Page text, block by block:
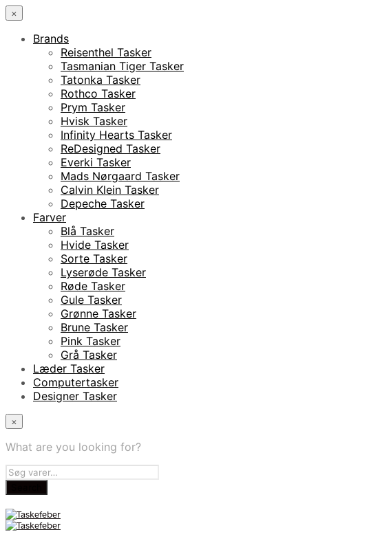
×
Brands
Reisenthel Tasker
Tasmanian Tiger Tasker
Tatonka Tasker
Rothco Tasker
Prym Tasker
Hvisk Tasker
Infinity Hearts Tasker
ReDesigned Tasker
Everki Tasker
Mads Nørgaard Tasker
Calvin Klein Tasker
Depeche Tasker
Farver
Blå Tasker
Hvide Tasker
Sorte Tasker
Lyserøde Tasker
Røde Tasker
Gule Tasker
Grønne Tasker
Brune Tasker
Pink Tasker
Grå Tasker
Læder Tasker
Computertasker
Designer Tasker
×
What are you looking for?